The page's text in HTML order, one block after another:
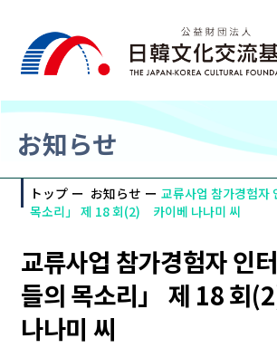
お知らせ
トップ お知らせ
교류사업 참가경험자
목소리」 제 18 회(2) 카이베 나나미 씨
교류사업 참가경험자 인
들의 목소리」 제 18 회
나나미 씨